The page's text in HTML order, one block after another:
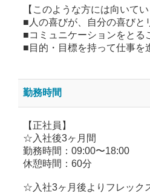
【このような方には向いてい
■人の喜びが、自分の喜びと
■コミュニケーションをとる
■目的・目標を持って仕事を
勤務時間
【正社員】
☆入社後3ヶ月間
勤務時間：09:00〜18:00
休憩時間：60分
☆入社3ヶ月後よりフレック